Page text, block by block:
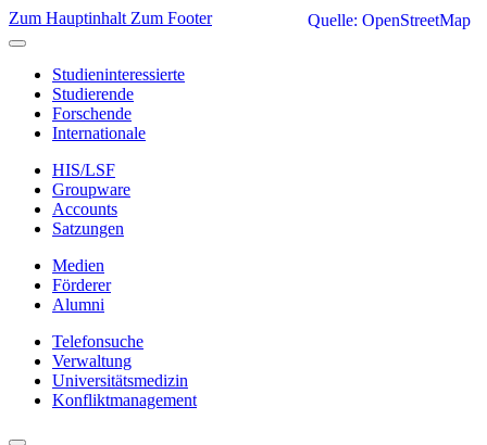
Zum Hauptinhalt Zum Footer
Studieninteressierte
Studierende
Forschende
Internationale
HIS/LSF
Groupware
Accounts
Satzungen
Medien
Förderer
Alumni
Telefonsuche
Verwaltung
Universitätsmedizin
Konfliktmanagement
Quelle: OpenStreetMap